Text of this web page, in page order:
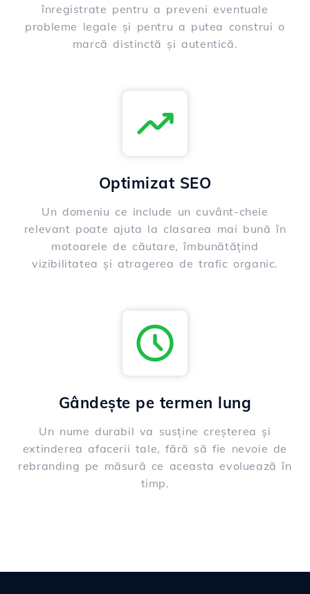
înregistrate pentru a preveni eventuale
probleme legale și pentru a putea construi o
marcă distinctă și autentică.
Optimizat SEO
Un domeniu ce include un cuvânt-cheie
relevant poate ajuta la clasarea mai bună în
motoarele de căutare, îmbunătățind
vizibilitatea și atragerea de trafic organic.
Gândește pe termen lung
Un nume durabil va susține creșterea și
extinderea afacerii tale, fără să fie nevoie de
rebranding pe măsură ce aceasta evoluează în
timp.